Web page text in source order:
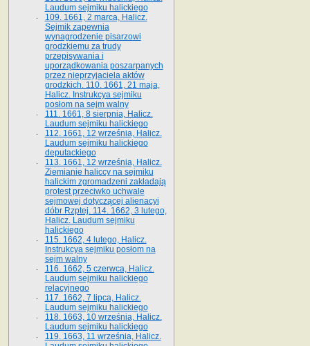
Laudum sejmiku halickiego
109. 1661, 2 marca, Halicz.
Sejmik zapewnia
wynagrodzenie pisarzowi
grodzkiemu za trudy
przepisywania i
uporządkowania poszarpanych
przez nieprzyjaciela aktów
grodzkich. 110. 1661, 21 maja,
Halicz. Instrukcya sejmiku
posłom na sejm walny
111. 1661, 8 sierpnia, Halicz.
Laudum sejmiku halickiego
112. 1661, 12 września, Halicz.
Laudum sejmiku halickiego
deputackiego
113. 1661, 12 września, Halicz.
Ziemianie haliccy na sejmiku
halickim zgromadzeni zakładają
protest przeciwko uchwale
sejmowej dotyczącej alienacyi
dóbr Rzptej. 114. 1662, 3 lutego,
Halicz. Laudum sejmiku
halickiego
115. 1662, 4 lutego, Halicz.
Instrukcya sejmiku posłom na
sejm walny
116. 1662, 5 czerwca, Halicz.
Laudum sejmiku halickiego
relacyjnego
117. 1662, 7 lipca, Halicz.
Laudum sejmiku halickiego
118. 1663, 10 września, Halicz.
Laudum sejmiku halickiego
119. 1663, 11 września, Halicz.